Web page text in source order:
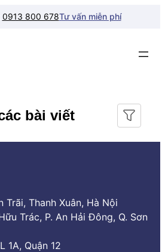
0913 800 678Tư vấn miễn phí
bài viết
Trãi, Thanh Xuân, Hà Nội
Trác, P. An Hải Đông, Q. Sơn
1A, Quận 12